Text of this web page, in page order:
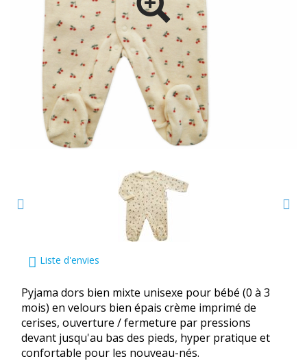
Liste d'envies
Pyjama dors bien mixte unisexe pour bébé (0 à 3
mois) en velours bien épais crème imprimé de
cerises, ouverture / fermeture par pressions
devant jusqu'au bas des pieds, hyper pratique et
confortable pour les nouveau-nés.